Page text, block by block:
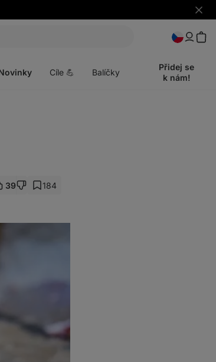
Skrýt
Cíle 💪 Balíčky
Přidej se
k nám!
39 184